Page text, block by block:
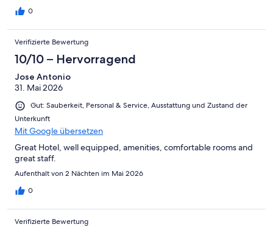
0
Verifizierte Bewertung
10/10 – Hervorragend
Jose Antonio
31. Mai 2026
Gut: Sauberkeit, Personal & Service, Ausstattung und Zustand der
Unterkunft
Mit Google übersetzen
Great Hotel, well equipped, amenities, comfortable rooms and
great staff.
Aufenthalt von 2 Nächten im Mai 2026
0
Verifizierte Bewertung